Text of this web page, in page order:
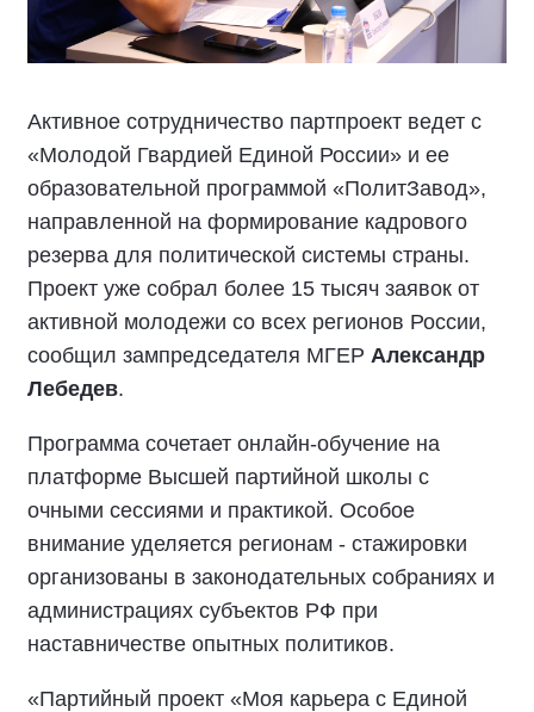
Активное сотрудничество партпроект ведет с
«Молодой Гвардией Единой России» и ее
образовательной программой «ПолитЗавод»,
направленной на формирование кадрового
резерва для политической системы страны.
Проект уже собрал более 15 тысяч заявок от
активной молодежи со всех регионов России,
сообщил зампредседателя МГЕР Александр
Лебедев.
Программа сочетает онлайн-обучение на
платформе Высшей партийной школы с
очными сессиями и практикой. Особое
внимание уделяется регионам - стажировки
организованы в законодательных собраниях и
администрациях субъектов РФ при
наставничестве опытных политиков.
«Партийный проект «Моя карьера с Единой